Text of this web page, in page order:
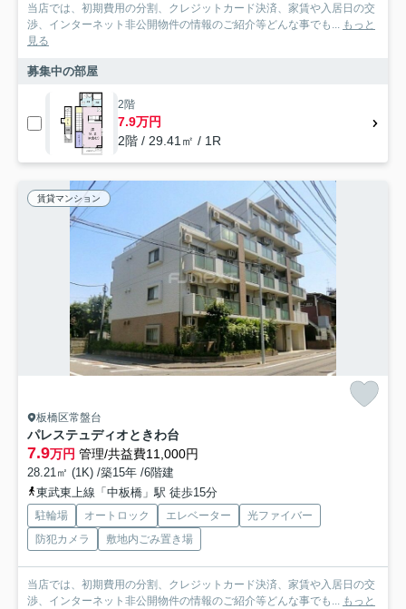
当店では、初期費用の分割、クレジットカード決済、家賃や入居日の交
渉、インターネット非公開物件の情報のご紹介等どんな事でも... もっと
見る
募集中の部屋
2階
7.9万円
2階 / 29.41㎡ / 1R
賃貸マンション
板橋区常盤台
パレステュディオときわ台
7.9万円 管理/共益費11,000円
28.21㎡ (1K) /築15年 /6階建
東武東上線「中板橋」駅 徒歩15分
駐輪場 オートロック エレベーター
光ファイバー
防犯カメラ
敷地内ごみ置き場
当店では、初期費用の分割、クレジットカード決済、家賃や入居日の交
渉、インターネット非公開物件の情報のご紹介等どんな事でも... もっと